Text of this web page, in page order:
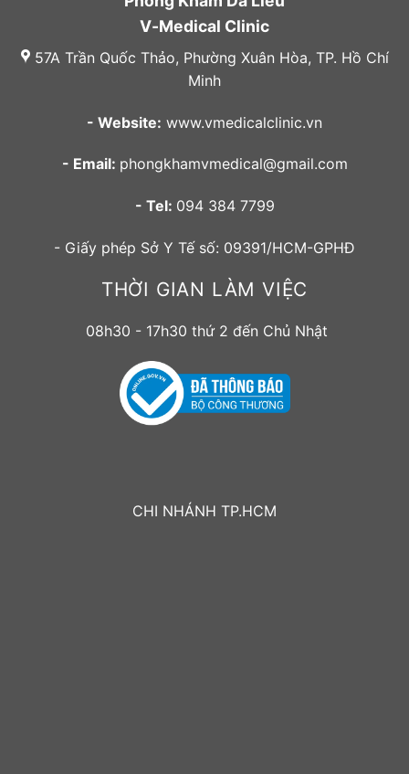
V-Medical Clinic
57A Trần Quốc Thảo, Phường Xuân Hòa, TP. Hồ Chí
Minh
- Website: www.vmedicalclinic.vn
- Email: phongkhamvmedical@gmail.com
- Tel: 094 384 7799
- Giấy phép Sở Y Tế số: 09391/HCM-GPHĐ
THỜI GIAN LÀM VIỆC
08h30 - 17h30 thứ 2 đến Chủ Nhật
CHI NHÁNH TP.HCM